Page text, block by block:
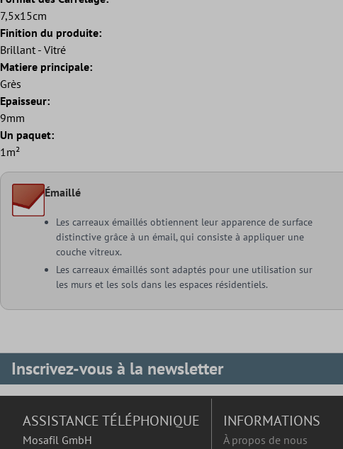
7,5x15cm
Finition du produite:
Brillant - Vitré
Matiere principale:
Grès
Epaisseur:
9mm
Un paquet:
1m²
Émaillé
Les carreaux émaillés obtiennent leur apparence de surface
distinctive grâce à un émail, qui consiste à appliquer une
couche vitreux.
Les carreaux émaillés sont adaptés pour une utilisation sur
les murs et les sols dans les espaces résidentiels.
Inscrivez-vous à la newsletter
ASSISTANCE TÉLÉPHONIQUE
Mosafil GmbH
INFORMATIONS
À propos de nous